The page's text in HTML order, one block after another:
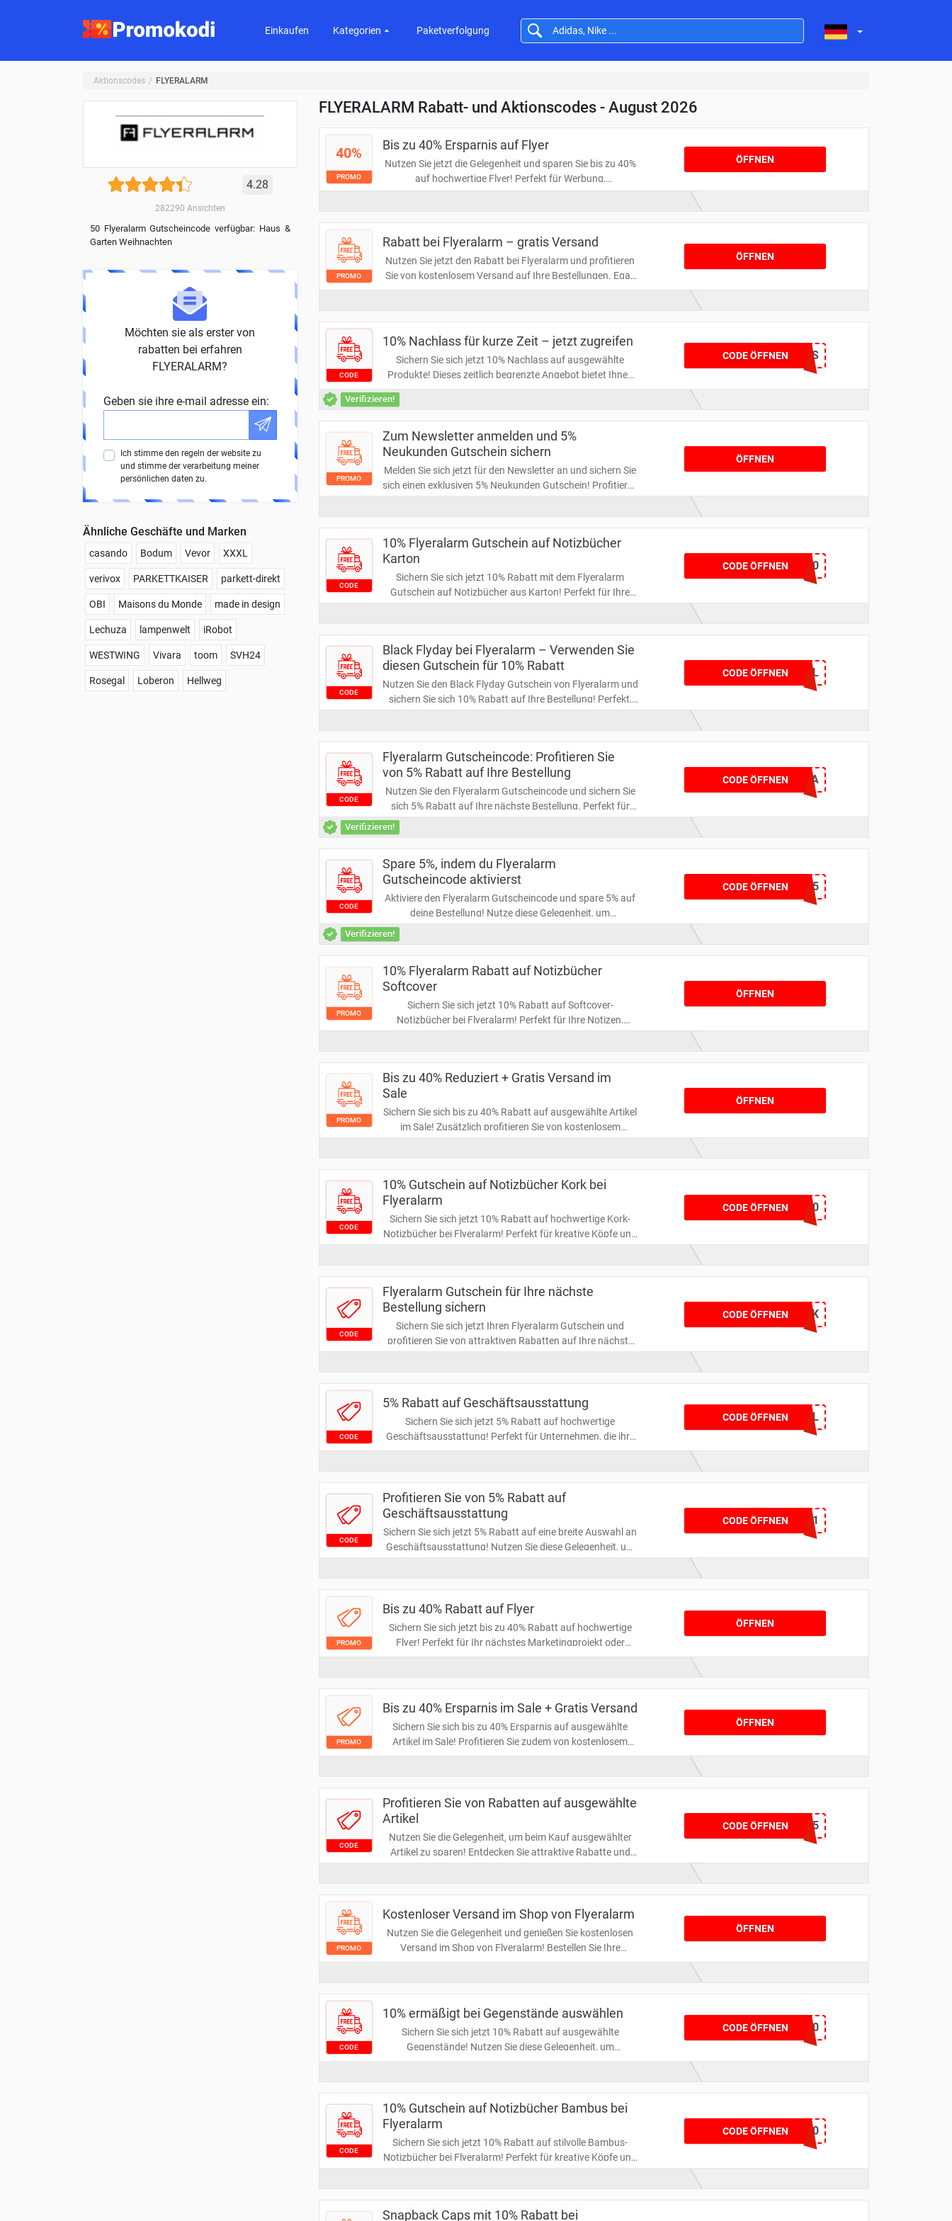
Einkaufen Kategorien Paketverfolgung
Aktionscodes FLYERALARM
FLYERALARM Rabatt- und Aktionscodes - August 2026
4.28
282290 Ansichten
50 Flyeralarm Gutscheincode verfügbar: Haus &
Garten Weihnachten
40%
PROMO
Bis zu 40% Ersparnis auf Flyer
Nutzen Sie jetzt die Gelegenheit und sparen Sie bis zu 40%
auf hochwertige Flyer! Perfekt für Werbung,
Veranstaltungen oder persönliche Projekte. Greifen Sie zu
kosteneffizient!
ÖFFNEN
PROMO
Rabatt bei Flyeralarm – gratis Versand
Nutzen Sie jetzt den Rabatt bei Flyeralarm und profitieren
Sie von kostenlosem Versand auf Ihre Bestellungen. Egal,
ob Sie Druckprodukte oder Werbematerialien benötigen,
Greifen Sie schnell zu und gestalten Sie Ihre Projekte
versandkostenfrei!
ÖFFNEN
CODE
10% Nachlass für kurze Zeit – jetzt zugreifen
Sichern Sie sich jetzt 10% Nachlass auf ausgewählte
Produkte! Dieses zeitlich begrenzte Angebot bietet Ihnen
die perfekte Gelegenheit, Ihre Lieblingsartikel günstiger zu
erwerben. Greifen Sie schnell zu, bevor die Aktion endet!
CODE ÖFFNENXMAS
Verifizieren!
PROMO
Zum Newsletter anmelden und 5%
Neukunden Gutschein sichern
Melden Sie sich jetzt für den Newsletter an und sichern Sie
sich einen exklusiven 5% Neukunden Gutschein! Profitieren
Gelegenheit, beim ersten Einkauf zu sparen!
ÖFFNEN
CODE
10% Flyeralarm Gutschein auf Notizbücher
Karton
Sichern Sie sich jetzt 10% Rabatt mit dem Flyeralarm
Gutschein auf Notizbücher aus Karton! Perfekt für Ihre
Notizbücher zu einem günstigeren Preis zu erwerben!
CODE ÖFFNENKarton10
CODE
Black Flyday bei Flyeralarm – Verwenden Sie
diesen Gutschein für 10% Rabatt
Nutzen Sie den Black Flyday Gutschein von Flyeralarm und
sichern Sie sich 10% Rabatt auf Ihre Bestellung! Perfekt,
Ihre Projekte kosteneffizient zu realisieren!
CODE ÖFFNEN MDFL
CODE
Flyeralarm Gutscheincode: Profitieren Sie
von 5% Rabatt auf Ihre Bestellung
Nutzen Sie den Flyeralarm Gutscheincode und sichern Sie
sich 5% Rabatt auf Ihre nächste Bestellung. Perfekt für
alle, die hochwertige Druckprodukte zu einem besseren
Preis suchen. Verpassen Sie nicht die Gelegenheit, Ihre
Projekte kostengünstig zu realisieren!
CODE ÖFFNEN
DEFLY25HOGA
Verifizieren!
CODE
Spare 5%, indem du Flyeralarm
Gutscheincode aktivierst
Aktiviere den Flyeralarm Gutscheincode und spare 5% auf
deine Bestellung! Nutze diese Gelegenheit, um
hochwertige Druckprodukte zu einem noch besseren Preis
zu erhalten. Verpasse nicht die Chance auf Ersparnisse!
CODE ÖFFNENWDTU25
Verifizieren!
PROMO
10% Flyeralarm Rabatt auf Notizbücher
Softcover
Sichern Sie sich jetzt 10% Rabatt auf Softcover-
Notizbücher bei Flyeralarm! Perfekt für Ihre Notizen,
gleichzeitig zu sparen!
ÖFFNEN
PROMO
Bis zu 40% Reduziert + Gratis Versand im
Sale
Sichern Sie sich bis zu 40% Rabatt auf ausgewählte Artikel
im Sale! Zusätzlich profitieren Sie von kostenlosem
ÖFFNEN
CODE
10% Gutschein auf Notizbücher Kork bei
Flyeralarm
Sichern Sie sich jetzt 10% Rabatt auf hochwertige Kork-
Notizbücher bei Flyeralarm! Perfekt für kreative Köpfe und
CODE ÖFFNENKork10
CODE
Flyeralarm Gutschein für Ihre nächste
Bestellung sichern
Sichern Sie sich jetzt Ihren Flyeralarm Gutschein und
profitieren Sie von attraktiven Rabatten auf Ihre nächste
Ihre Projekte kostengünstiger umzusetzen!
CODE ÖFFNEN
BACKTOWORK
CODE
5% Rabatt auf Geschäftsausstattung
Sichern Sie sich jetzt 5% Rabatt auf hochwertige
Geschäftsausstattung! Perfekt für Unternehmen, die ihre
Ausstattung aufwerten möchten, ohne das Budget zu
Arbeitsumgebung zu optimieren und gleichzeitig zu
sparen!
CODE ÖFFNENA2YZA3HL
CODE
Profitieren Sie von 5% Rabatt auf
Geschäftsausstattung
Sichern Sie sich jetzt 5% Rabatt auf eine breite Auswahl an
Geschäftsausstattung! Nutzen Sie diese Gelegenheit, um
Arbeitsumgebung!
CODE ÖFFNENBASICS21
PROMO
Bis zu 40% Rabatt auf Flyer
Sichern Sie sich jetzt bis zu 40% Rabatt auf hochwertige
Flyer! Perfekt für Ihr nächstes Marketingprojekt oder
Event. Nutzen Sie diese Gelegenheit, um Ihre Botschaft
ÖFFNEN
PROMO
Bis zu 40% Ersparnis im Sale + Gratis Versand
Sichern Sie sich bis zu 40% Ersparnis auf ausgewählte
Artikel im Sale! Profitieren Sie zudem von kostenlosem
Versand, um Ihre Lieblingsstücke ganz bequem nach
Gelegenheit!
ÖFFNEN
CODE
Profitieren Sie von Rabatten auf ausgewählte
Artikel
Nutzen Sie die Gelegenheit, um beim Kauf ausgewählter
Artikel zu sparen! Entdecken Sie attraktive Rabatte und
Preis zu erwerben!
CODE ÖFFNEN BF25
PROMO
Kostenloser Versand im Shop von Flyeralarm
Nutzen Sie die Gelegenheit und genießen Sie kostenlosen
Versand im Shop von Flyeralarm! Bestellen Sie Ihre
gewünschten Produkte bequem online und sparen Sie
attraktiven Angebot profitieren!
ÖFFNEN
CODE
10% ermäßigt bei Gegenstände auswählen
Sichern Sie sich jetzt 10% Rabatt auf ausgewählte
Gegenstände! Nutzen Sie diese Gelegenheit, um
hochwertige Produkte zu einem günstigeren Preis zu
CODE ÖFFNEN
WMKalender10
CODE
10% Gutschein auf Notizbücher Bambus bei
Flyeralarm
Sichern Sie sich jetzt 10% Rabatt auf stilvolle Bambus-
Notizbücher bei Flyeralarm! Perfekt für kreative Köpfe und
CODE ÖFFNENBambus10
Snapback Caps mit 10% Rabatt bei
Möchten sie als erster von
rabatten bei erfahren
FLYERALARM?
Geben sie ihre e-mail adresse ein:
Ich stimme den regeln der website zu
und stimme der verarbeitung meiner
persönlichen daten zu.
Ähnliche Geschäfte und Marken
casando Bodum Vevor XXXL
verivox PARKETTKAISER parkett-direkt
OBI Maisons du Monde made in design
Lechuza lampenwelt iRobot
WESTWING Vivara toom SVH24
Rosegal Loberon Hellweg